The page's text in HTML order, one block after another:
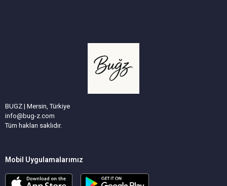
BUGZ | Mersin, Türkiye
info@bug-z.com
Tüm hakları saklıdır.
Mobil Uygulamalarımız